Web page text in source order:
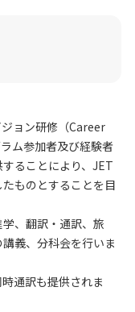
ョン研修（Career
ム参加者及び経験者
ることにより、JET
ものとすることを目
、翻訳・通訳、旅
義、分科会を行いま
通訳も提供されま